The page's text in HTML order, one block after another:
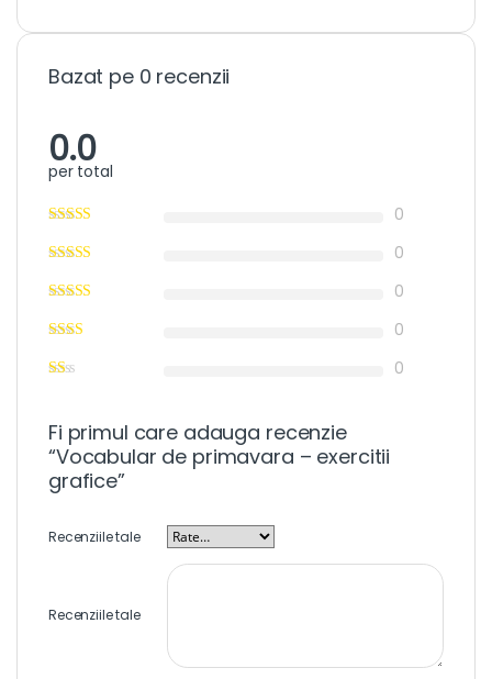
Bazat pe 0 recenzii
0.0
per total
0
0
0
0
0
Fi primul care adauga recenzie
“Vocabular de primavara – exercitii
grafice”
Recenziile tale
Recenziile tale